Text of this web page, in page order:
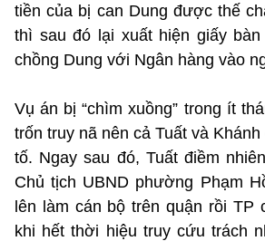
tiền của bị can Dung được thế
thì sau đó lại xuất hiện giấy
chồng Dung với Ngân hàng vào
Vụ án bị “chìm xuồng” trong ít
trốn truy nã nên cả Tuất và
tố. Ngay sau đó, Tuất điềm
Chủ tịch UBND phường Phạm
lên làm cán bộ trên quận rồi TP
khi hết thời hiệu truy cứu trách